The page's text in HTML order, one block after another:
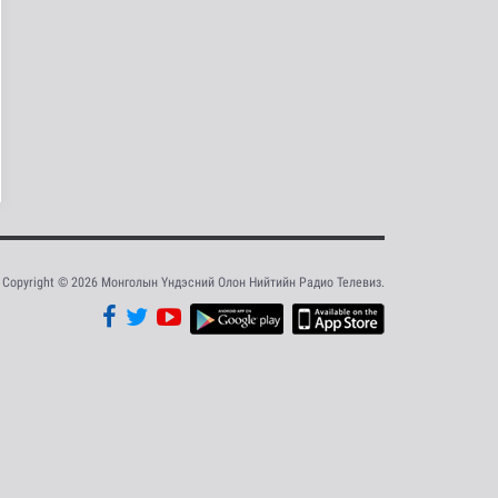
шигшээ баг Азийн
Cпорт
20 цаг 58 минутын өмнө
Copyright © 2026 Монголын Үндэсний Олон Нийтийн Радио Телевиз.